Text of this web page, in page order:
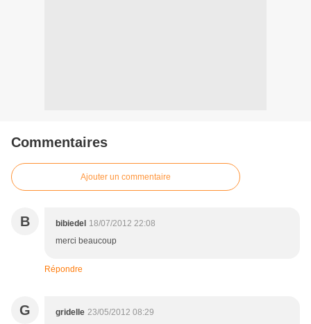
Commentaires
Ajouter un commentaire
B bibiedel 18/07/2012 22:08
merci beaucoup
Répondre
G gridelle 23/05/2012 08:29